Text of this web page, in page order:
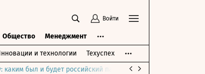
Войти
Общество Менеджмент
и технологии Техуспех
каким был и будет российский парламент